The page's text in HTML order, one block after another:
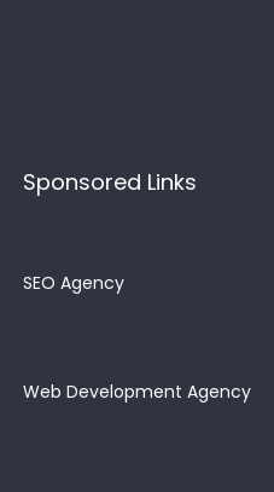
Sponsored Links
SEO Agency
Web Development Agency